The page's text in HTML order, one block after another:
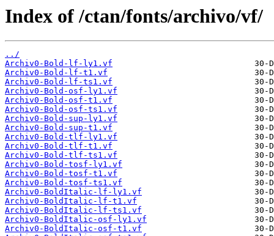
Index of /ctan/fonts/archivo/vf/
../
Archiv0-Bold-lf-ly1.vf
Archiv0-Bold-lf-t1.vf
Archiv0-Bold-lf-ts1.vf
Archiv0-Bold-osf-ly1.vf
Archiv0-Bold-osf-t1.vf
Archiv0-Bold-osf-ts1.vf
Archiv0-Bold-sup-ly1.vf
Archiv0-Bold-sup-t1.vf
Archiv0-Bold-tlf-ly1.vf
Archiv0-Bold-tlf-t1.vf
Archiv0-Bold-tlf-ts1.vf
Archiv0-Bold-tosf-ly1.vf
Archiv0-Bold-tosf-t1.vf
Archiv0-Bold-tosf-ts1.vf
Archiv0-BoldItalic-lf-ly1.vf
Archiv0-BoldItalic-lf-t1.vf
Archiv0-BoldItalic-lf-ts1.vf
Archiv0-BoldItalic-osf-ly1.vf
Archiv0-BoldItalic-osf-t1.vf